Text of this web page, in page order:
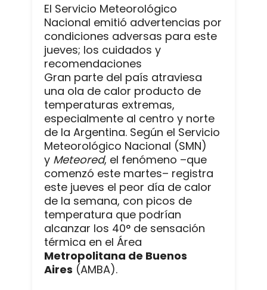
El Servicio Meteorológico
Nacional emitió advertencias por
condiciones adversas para este
jueves; los cuidados y
recomendaciones
Gran parte del país atraviesa
una ola de calor producto de
temperaturas extremas,
especialmente al centro y norte
de la Argentina. Según el Servicio
Meteorológico Nacional (SMN)
y Meteored, el fenómeno –que
comenzó este martes– registra
este jueves el peor día de calor
de la semana, con picos de
temperatura que podrían
alcanzar los 40° de sensación
térmica en el Área
Metropolitana de Buenos
Aires (AMBA).